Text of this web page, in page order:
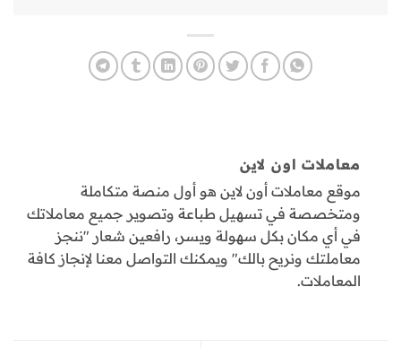
معاملات اون لاين
موقع معاملات أون لاين هو أول منصة متكاملة
ومتخصصة في تسهيل طباعة وتصوير جميع معاملاتك
في أي مكان بكل سهولة ويسر، رافعين شعار "ننجز
معاملتك ونريح بالك" ويمكنك التواصل معنا لإنجاز كافة
المعاملات.